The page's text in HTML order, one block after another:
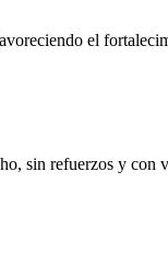
el
sin refuerzos y con